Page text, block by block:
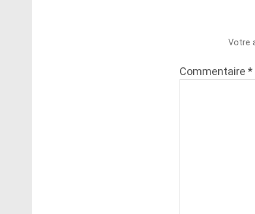
Votre
Commentaire *